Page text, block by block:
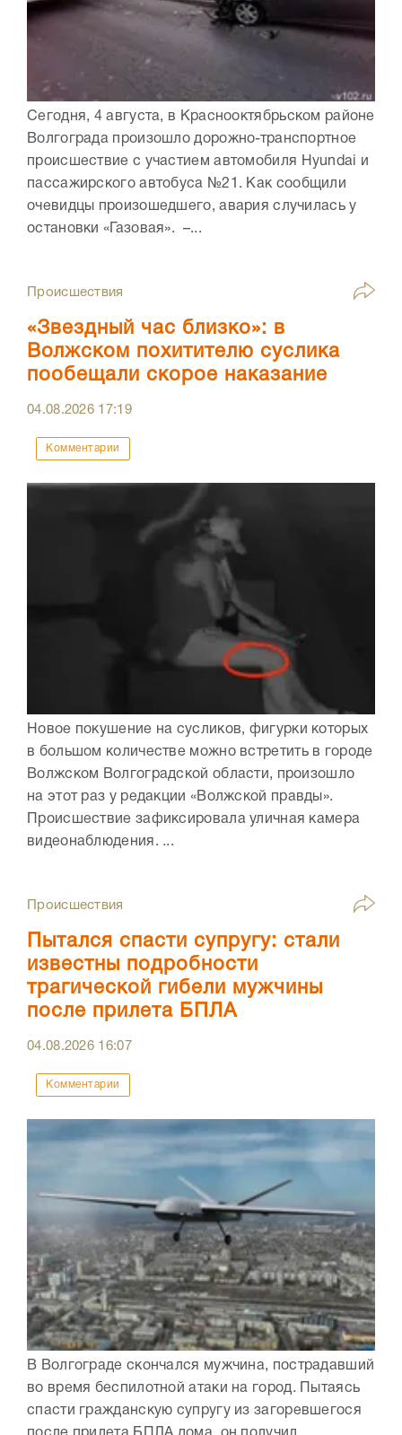
Сегодня, 4 августа, в Краснооктябрьском районе
Волгограда произошло дорожно-транспортное
происшествие с участием автомобиля Hyundai и
пассажирского автобуса №21. Как сообщили
очевидцы произошедшего, авария случилась у
остановки «Газовая». –...
Происшествия
«Звездный час близко»: в
Волжском похитителю суслика
пообещали скорое наказание
04.08.2026 17:19
Комментарии
Новое покушение на сусликов, фигурки которых
в большом количестве можно встретить в городе
Волжском Волгоградской области, произошло
на этот раз у редакции «Волжской правды».
Происшествие зафиксировала уличная камера
видеонаблюдения. ...
Происшествия
Пытался спасти супругу: стали
известны подробности
трагической гибели мужчины
после прилета БПЛА
04.08.2026 16:07
Комментарии
В Волгограде скончался мужчина, пострадавший
во время беспилотной атаки на город. Пытаясь
спасти гражданскую супругу из загоревшегося